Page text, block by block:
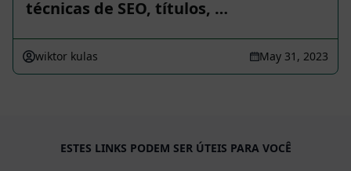
técnicas de SEO, títulos, …
wiktor kulas May 31, 2023
ESTES LINKS PODEM SER ÚTEIS PARA VOCÊ